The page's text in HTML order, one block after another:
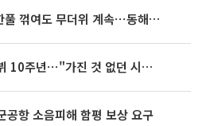
[내일 날씨] 폭염 한풀 꺾여도 무더위 계속⋯동해안 이틀 연속 비
임영웅, 어느덧 데뷔 10주년⋯"가진 것 없던 시절, 내 앞엔 20명의 팬뿐"
공항 소음피해 함평 보상 요구